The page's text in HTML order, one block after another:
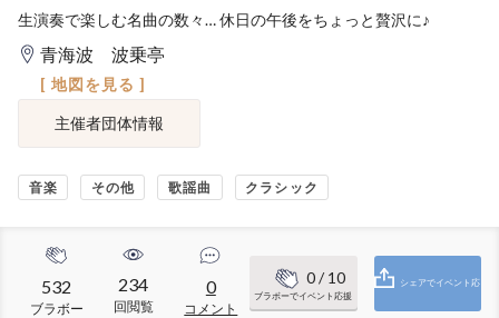
生演奏で楽しむ名曲の数々… 休日の午後をちょっと贅沢に♪
青海波 波乗亭
[ 地図を見る ]
主催者団体情報
音楽 その他 歌謡曲 クラシック
532
ブラボー
234
回閲覧
0
コメント
0/ 10
ブラボーでイベント応援
シェアでイベント応